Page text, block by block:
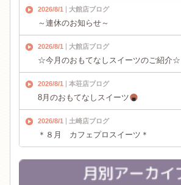
2026/8/1 大館店ブログ
～連休のお知らせ～
2026/8/1 大館店ブログ
☆今月のおもてなしスイーツのご紹介☆
2026/8/1 本荘店ブログ
8月のおもてなしスイーツ
2026/8/1 土崎店ブログ
＊８月 カフェプロスイーツ＊